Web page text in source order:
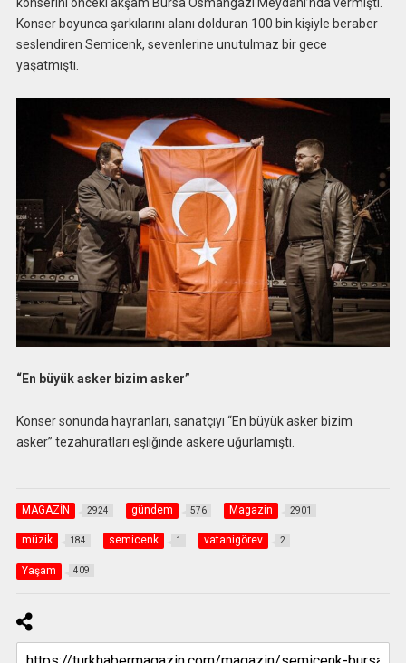
konserini önceki akşam Bursa Osmangazi Meydanı’nda vermişti.
Konser boyunca şarkılarını alanı dolduran 100 bin kişiyle beraber
seslendiren Semicenk, sevenlerine unutulmaz bir gece
yaşatmıştı.
“En büyük asker bizim asker”
Konser sonunda hayranları, sanatçıyı “En büyük asker bizim
asker” tezahüratları eşliğinde askere uğurlamıştı.
MAGAZİN 2924 gündem 576 Magazin 2901
müzik 184 semicenk 1 vatanigörev 2
Yaşam 409